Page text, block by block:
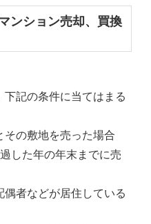
ンション売却、買換
記の条件に当てはまる
その敷地を売った場合
した年の年末までに売
偶者などが居住している